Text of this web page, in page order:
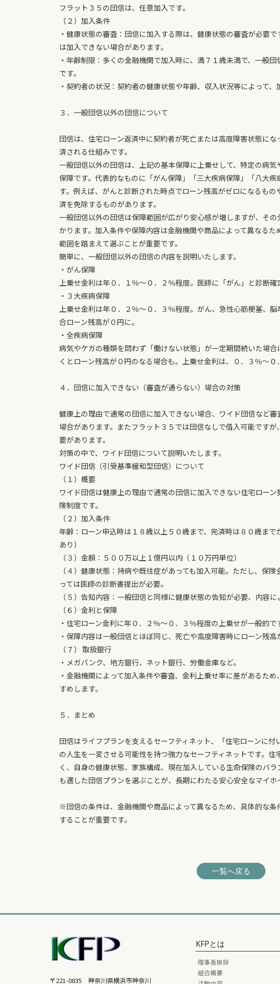
フラット３５の団信は、任意加入です。
（２）加入条件
・健康状態の審査：団信に加入する際は、健康状態の審査が必要
は加入できない場合があります。
・年齢制限：多くの金融機関で加入時に、満７１歳未満で、一般
です。
・契約者の状況：契約者の健康状態や年齢、収入状況等によって、
３．一般団信以外の団信について
団信は、住宅ローン返済中に契約者が死亡または高度障害状態に
済される仕組みです。
一般団信以外の団信は、上記の基本保障に上乗せして、特定の病
保障です。代表的なものに「がん保障」「三大疾病保障」「八大
す。例えば、がんと診断された時点でローン残高がゼロになるも
済を免除するものがあります。
一般団信以外の団信は保障範囲が広がり安心感が増しますが、そ
かります。加入条件や保障内容は金融機関や商品によって異なる
範囲を踏まえて選ぶことが重要です。
簡単に、一般団信以外の団信の内容を説明いたします。
・がん保障
上乗せ金利は年０．１％～０．２％程度。医師に「がん」と診断確
・３大疾病保障
上乗せ金利は年０．２％～０．３％程度。がん、急性心筋梗塞、
合ローン残高が０円に。
・全疾病保障
病気やケガの種類を問わず「働けない状態」が一定期間続いた場
くとローン残高が０円のなる場合も。上乗せ金利は、０．３％～０
４．団信に加入できない（審査が通らない）場合の対策
健康上の理由で通常の団信に加入できない場合、ワイド団信など
場合があります。またフラット３５では団信なしで借入可能です
要があります。
対策の中で、ワイド団信について説明いたします。
ワイド団信（引受基準緩和型団信）について
（１）概要
ワイド団信は健康上の理由で通常の団信に加入できない住宅ロー
険制度です。
（２）加入条件
年齢：ローン申込時は１８歳以上５０歳まで、完済時は８０歳ま
あり）
（３）金額：５００万以上１億円以内（１０万円単位）
（４）健康状態：持病や既往症があっても加入可能。ただし、保
っては医師の診断書提出が必要。
（５）告知内容：一般団信と同様に健康状態の告知が必要、内容に
（６）金利と保障
・住宅ローン金利に年０．２％～０．３％程度の上乗せが一般的で
・保障内容は一般団信とほぼ同じ、死亡や高度障害時にローン残高
（７） 取扱銀行
・メガバンク、地方銀行、ネット銀行、労働金庫など。
・金融機関によって加入条件や審査、金利上乗せ率に差があるた
すめします。
５．まとめ
団信はライフプランを支えるセーフティネット、「住宅ローンに
の人生を一変させる可能性を持つ強力なセーフティネットです。
く、自身の健康状態、家族構成、現在加入している生命保険のバ
も適した団信プランを選ぶことが、長期にわたる安心安全なマイホ
※団信の条件は、金融機関や商品によって異なるため、具体的な
することが重要です。
一覧へ戻る
〒221-0835 神奈川県横浜市神奈川
KFPとは
理事長挨拶
組合概要